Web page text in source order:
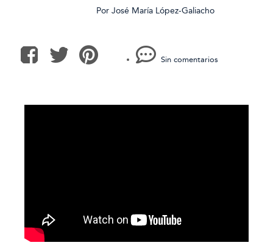
Por José María López-Galiacho
Sin comentarios